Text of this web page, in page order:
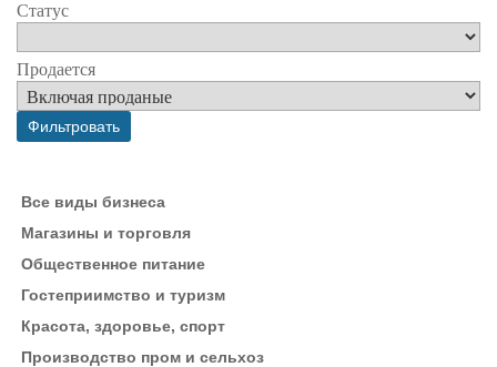
Статус
Продается
Все виды бизнеса
Магазины и торговля
Общественное питание
Гостеприимство и туризм
Красота, здоровье, спорт
Производство пром и сельхоз